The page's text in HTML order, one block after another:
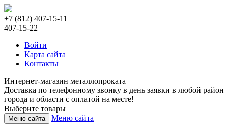
+7 (812) 407-15-11
407-15-22
Войти
Карта сайта
Контакты
Интернет-магазин металлопроката
Доставка по телефонному звонку в день заявки в любой район
города и области с оплатой на месте!
Выберите товары
Меню сайта Меню сайта